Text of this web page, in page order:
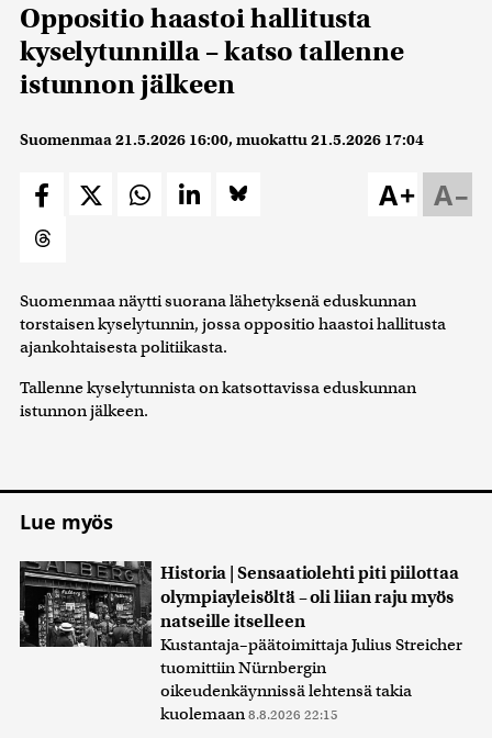
Oppositio haastoi hallitusta
kyselytunnilla – katso tallenne
istunnon jälkeen
Suomenmaa21.5.2026 16:00, muokattu21.5.2026 17:04
A–
A+
Suomenmaa näytti suorana lähetyksenä eduskunnan
torstaisen kyselytunnin, jossa oppositio haastoi hallitusta
ajankohtaisesta politiikasta.
Tallenne kyselytunnista on katsottavissa eduskunnan
istunnon jälkeen.
Lue myös
Historia | Sensaatiolehti piti piilottaa
olympiayleisöltä – oli liian raju myös
natseille itselleen
Kustantaja–päätoimittaja Julius Streicher
tuomittiin Nürnbergin
oikeudenkäynnissä lehtensä takia
kuolemaan 8.8.2026 22:15